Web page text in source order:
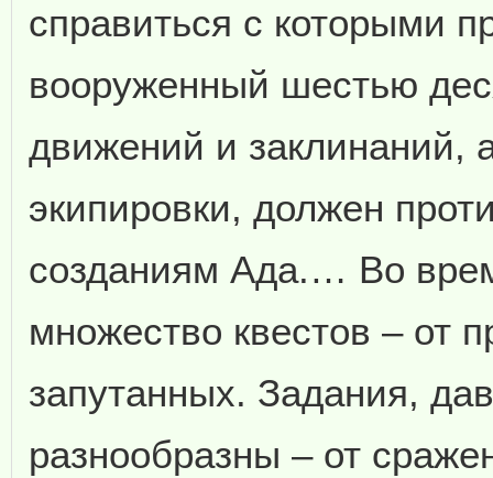
справиться с которыми
вооруженный шестью
движений и заклинаний,
экипировки, должен
созданиям Ада.… Во
множество квестов – от
запутанных. Задания,
разнообразны – от